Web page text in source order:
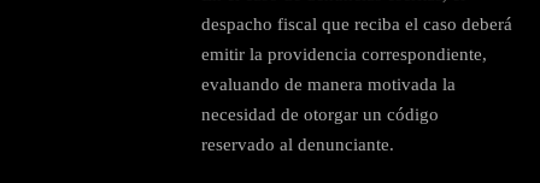
despacho fiscal que reciba el caso deberá
emitir la providencia correspondiente,
evaluando de manera motivada la
necesidad de otorgar un código
reservado al denunciante.